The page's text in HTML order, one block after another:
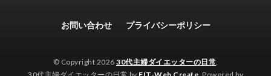
お問い合わせ プライバシーポリシー
© Copyright 2026 30代主婦ダイエッターの日常.